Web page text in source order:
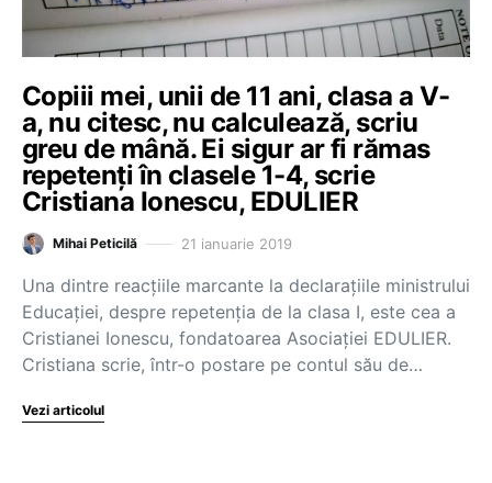
Copiii mei, unii de 11 ani, clasa a V-
a, nu citesc, nu calculează, scriu
greu de mână. Ei sigur ar fi rămas
repetenți în clasele 1-4, scrie
Cristiana Ionescu, EDULIER
Mihai Peticilă 21 ianuarie 2019
Una dintre reacțiile marcante la declarațiile ministrului
Educației, despre repetenția de la clasa I, este cea a
Cristianei Ionescu, fondatoarea Asociației EDULIER.
Cristiana scrie, într-o postare pe contul său de…
Vezi articolul